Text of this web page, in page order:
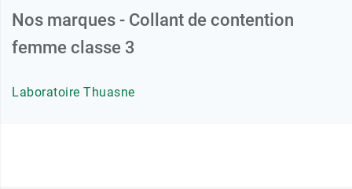
Nos marques - Collant de contention
femme classe 3
Laboratoire Thuasne